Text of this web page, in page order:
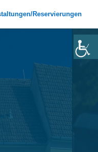
Reservierungen